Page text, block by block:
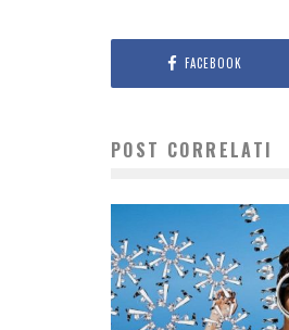
FACEBOOK
POST CORRELATI